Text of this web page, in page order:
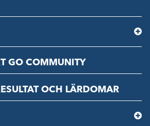
GO COMMUNITY
OCH LÄRDOMAR